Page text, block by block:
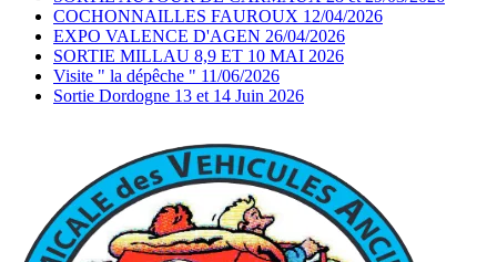
COCHONNAILLES FAUROUX 12/04/2026
EXPO VALENCE D'AGEN 26/04/2026
SORTIE MILLAU 8,9 ET 10 MAI 2026
Visite " la dépêche " 11/06/2026
Sortie Dordogne 13 et 14 Juin 2026